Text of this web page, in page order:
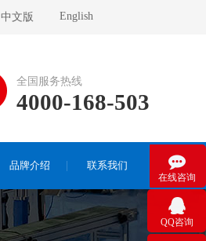
中文版 English
全国服务热线
4000-168-503
品牌介绍 联系我们 
在线咨询

QQ咨询